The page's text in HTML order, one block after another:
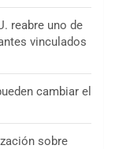
reabre uno de
vinculados
cambiar el
sobre